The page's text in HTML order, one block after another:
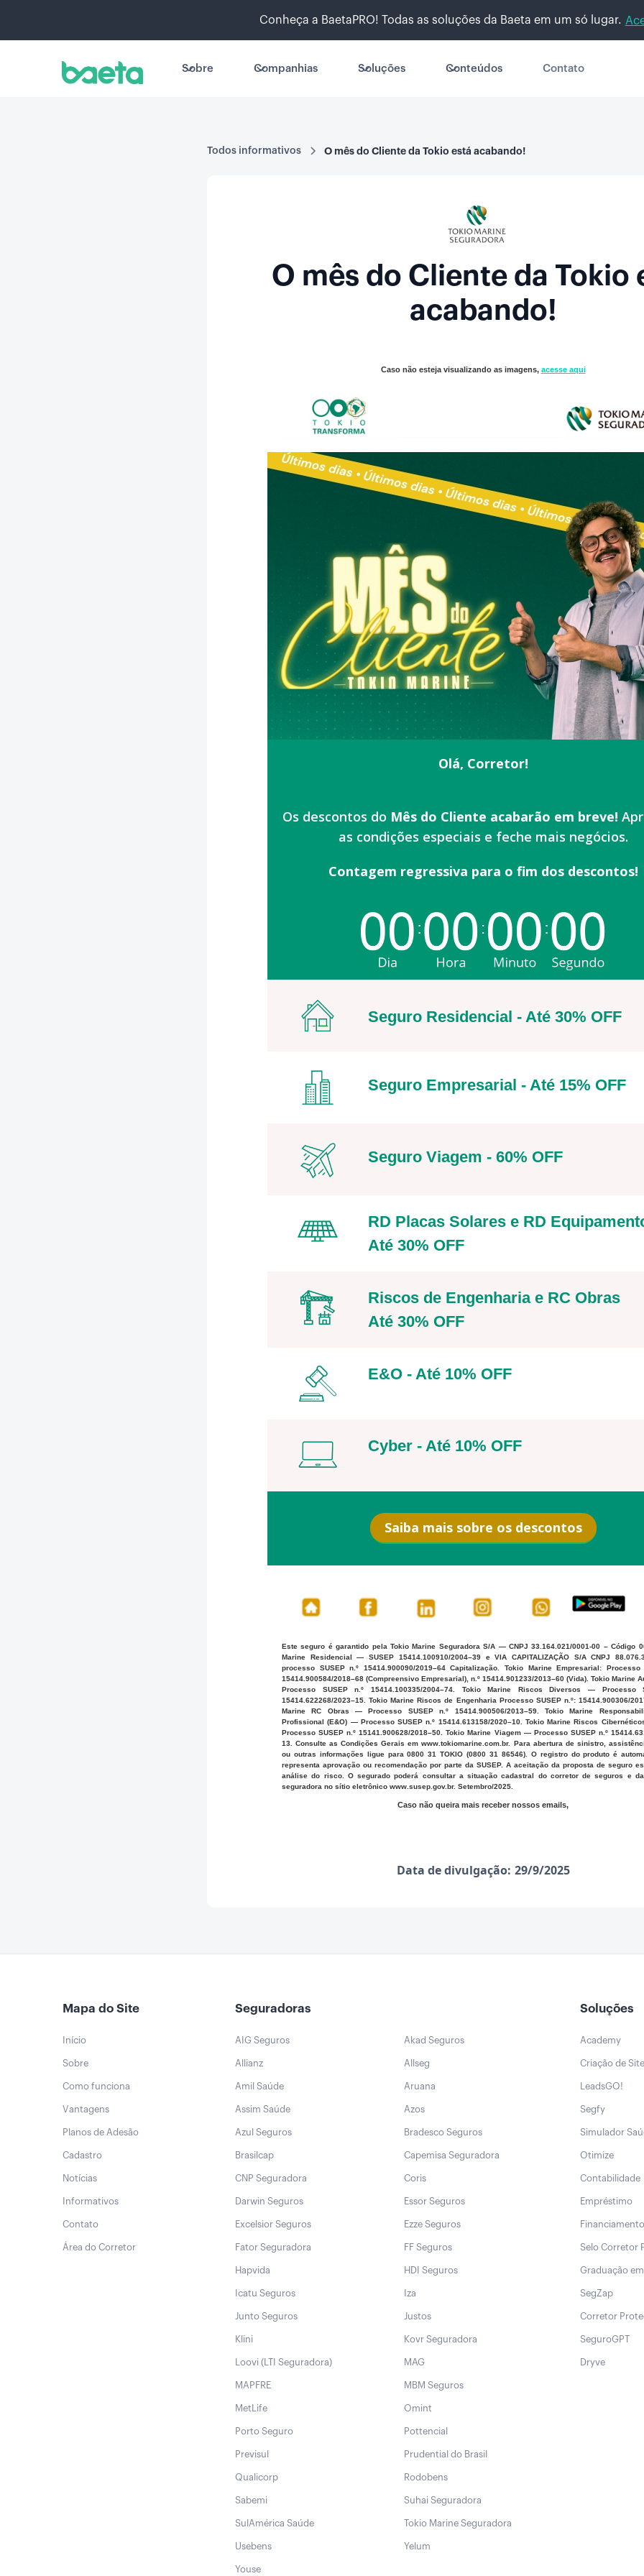
Conheça a BaetaPRO! Todas as soluções da Baeta em um só lugar.
Sobre Companhias Soluções Conteúdos Contato
Todos informativos O mês do Cliente da Tokio está acabando!
O mês do Cliente da Tokio
acabando!
Caso não esteja visualizando as imagens, acesse aqui
Olá, Corretor!
Os descontos do Mês do Cliente acabarão em breve!
as condições especiais e feche mais negócios.
Contagem regressiva para o fim dos descontos!
Seguro Residencial - Até 30% OFF
Seguro Empresarial - Até 15% OFF
Seguro Viagem - 60% OFF
RD Placas Solares e RD
Até 30% OFF
Riscos de Engenharia e RC Obras
Até 30% OFF
E&O - Até 10% OFF
Cyber - Até 10% OFF
Saiba mais sobre os descontos
Este seguro é garantido pela Tokio Marine Seguradora S/A — CNPJ 33.164.021/0001-00 – Código
Marine Residencial — SUSEP 15414.100910/2004–39 e VIA CAPITALIZAÇÃO S/A CNPJ
processo SUSEP n.º 15414.900090/2019–64 Capitalização. Tokio Marine Empresarial: Processo
15414.900584/2018–68 (Compreensivo Empresarial), n.º 15414.901233/2013–60 (Vida). Tokio Marine
Processo SUSEP n.º 15414.100335/2004–74. Tokio Marine Riscos Diversos — Processo
15414.622268/2023–15. Tokio Marine Riscos de Engenharia Processo SUSEP n.º: 15414.900306/
Marine RC Obras — Processo SUSEP n.º 15414.900506/2013–59. Tokio Marine
Profissional (E&O) — Processo SUSEP n.º 15414.613158/2020–10. Tokio Marine Riscos
Processo SUSEP n.º 15141.900628/2018–50. Tokio Marine Viagem — Processo SUSEP n.º
13. Consulte as Condições Gerais em www.tokiomarine.com.br. Para abertura de sinistro,
ou outras informações ligue para 0800 31 TOKIO (0800 31 86546). O registro do produto é
representa aprovação ou recomendação por parte da SUSEP. A aceitação da proposta de seguro
análise do risco. O segurado poderá consultar a situação cadastral do corretor de seguros e
seguradora no sítio eletrônico www.susep.gov.br. Setembro/2025.
Caso não queira mais receber nossos emails,
Data de divulgação: 29/9/2025
Mapa do Site
Início
Sobre
Como funciona
Vantagens
Planos de Adesão
Cadastro
Notícias
Informativos
Contato
Área do Corretor
Seguradoras
AIG Seguros Akad Seguros
Allianz Allseg
Amil Saúde Aruana
Assim Saúde Azos
Azul Seguros Bradesco Seguros
Brasilcap Capemisa Seguradora
CNP Seguradora Coris
Darwin Seguros Essor Seguros
Excelsior Seguros Ezze Seguros
Fator Seguradora FF Seguros
Hapvida HDI Seguros
Icatu Seguros Iza
Junto Seguros Justos
Klini Kovr Seguradora
Loovi (LTI Seguradora) MAG
MAPFRE MBM Seguros
MetLife Omint
Porto Seguro Pottencial
Previsul Prudential do Brasil
Qualicorp Rodobens
Sabemi Suhai Seguradora
SulAmérica Saúde Tokio Marine Seguradora
Usebens Yelum
Youse
Soluções
Academy
Criação de Site
LeadsGO!
Segfy
Simulador
Otimize
Contabilidade
Empréstimo
Financiamento
Selo Corretor
Graduação
SegZap
Corretor
SeguroGPT
Dryve